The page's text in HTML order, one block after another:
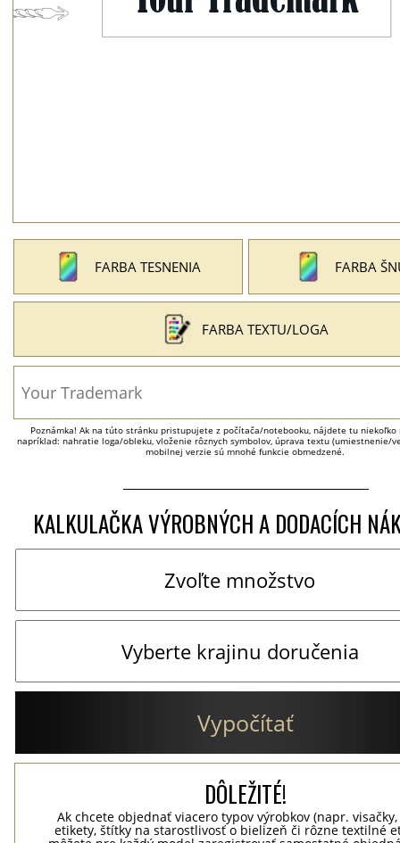
FARBA TESNENIA FARBA
FARBA TEXTU/LOGA
Poznámka! Ak na túto stránku pristupujete z počítača/notebooku, nájdete tu niekoľko
napríklad: nahratie loga/obleku, vloženie rôznych symbolov, úprava textu (umiestnenie/
mobilnej verzie sú mnohé funkcie obmedzené.
KALKULAČKA VÝROBNÝCH A DODACÍCH
Vypočítať
DÔLEŽITÉ!
Ak chcete objednať viacero typov výrobkov (napr.
etikety, štítky na starostlivosť o bielizeň či rôzne textilné